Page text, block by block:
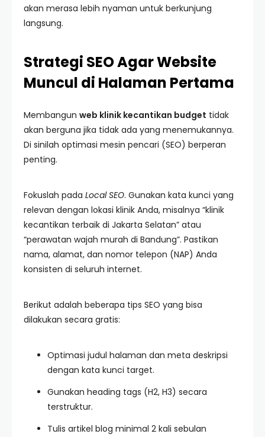
akan merasa lebih nyaman untuk berkunjung
langsung.
Strategi SEO Agar Website
Muncul di Halaman Pertama
Membangun web klinik kecantikan budget tidak
akan berguna jika tidak ada yang menemukannya.
Di sinilah optimasi mesin pencari (SEO) berperan
penting.
Fokuslah pada Local SEO. Gunakan kata kunci yang
relevan dengan lokasi klinik Anda, misalnya “klinik
kecantikan terbaik di Jakarta Selatan” atau
“perawatan wajah murah di Bandung”. Pastikan
nama, alamat, dan nomor telepon (NAP) Anda
konsisten di seluruh internet.
Berikut adalah beberapa tips SEO yang bisa
dilakukan secara gratis:
Optimasi judul halaman dan meta deskripsi
dengan kata kunci target.
Gunakan heading tags (H2, H3) secara
terstruktur.
Tulis artikel blog minimal 2 kali sebulan